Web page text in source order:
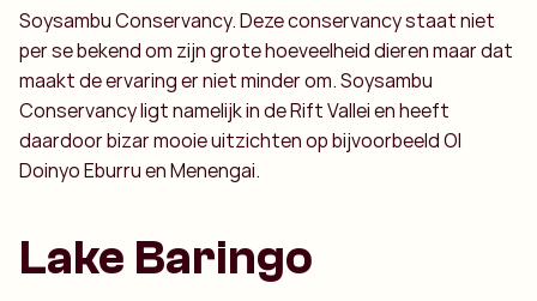
Soysambu Conservancy. Deze conservancy staat niet
per se bekend om zijn grote hoeveelheid dieren maar dat
maakt de ervaring er niet minder om. Soysambu
Conservancy ligt namelijk in de Rift Vallei en heeft
daardoor bizar mooie uitzichten op bijvoorbeeld Ol
Doinyo Eburru en Menengai.
Lake Baringo